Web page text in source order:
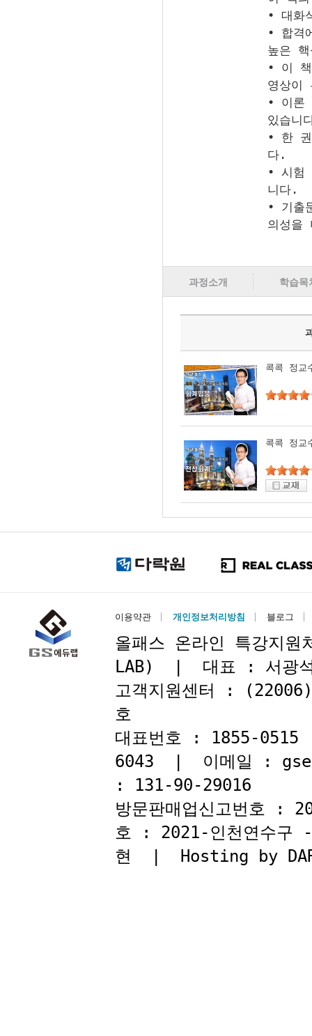
• 대화
• 합격
높은
• 이
영상이
• 이론
있습니
• 한
다.
• 시험
니다.
• 기출
의성을
과정소개 학습목
콕콕 정
콕콕 정
이용약관 개인정보처리방침 블로그
올패스 온라인 특강지원
LAB) | 대표 : 서
고객지원센터 :
호
대표번호 : 1855-
6043 | 이메일 :
: 131-90-29016
방문판매업신고번호 :
호 : 2021-인천연수구
현 | Hosting by